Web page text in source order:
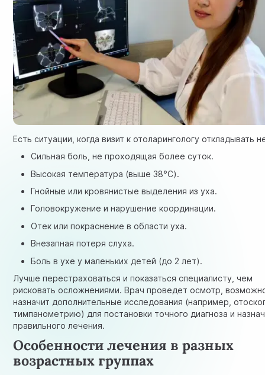
Есть ситуации, когда визит к отоларингологу откладывать
Сильная боль, не проходящая более суток.
Высокая температура (выше 38°C).
Гнойные или кровянистые выделения из уха.
Головокружение и нарушение координации.
Отек или покраснение в области уха.
Внезапная потеря слуха.
Боль в ухе у маленьких детей (до 2 лет).
Лучше перестраховаться и показаться специалисту, чем
рисковать осложнениями. Врач проведет осмотр,
назначит дополнительные исследования (например,
тимпанометрию) для постановки точного диагноза и
правильного лечения.
Особенности лечения в разных
возрастных группах